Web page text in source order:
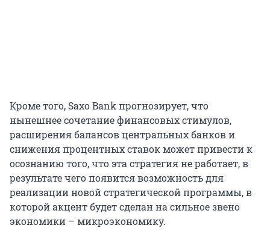
Кроме того, Saxo Bank прогнозирует, что
нынешнее сочетание финансовых стимулов,
расширения балансов центральных банков и
снижения процентных ставок может привести к
осознанию того, что эта стратегия не работает, в
результате чего появится возможность для
реализации новой стратегической программы, в
которой акцент будет сделан на сильное звено
экономики – микроэкономику.